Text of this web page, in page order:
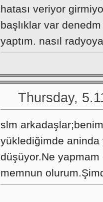
hatası veriyor
başlıklar var
yaptım. nasıl
Thursday,
slm
yüklediğimde aninda
düşüyor.Ne yapmam
memnun